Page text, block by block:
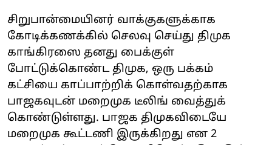
சிறுபான்மையினர் வாக்குகளுக்காக
கோடிக்கணக்கில் செலவு செய்து திமுக
காங்கிரஸை தனது பைக்குள்
போட்டுக்கொண்ட திமுக, ஒரு பக்கம்
கட்சியை காப்பாற்றிக் கொள்வதற்காக
பாஜகவுடன் மறைமுக டீலிங் வைத்துக்
கொண்டுள்ளது. பாஜக திமுகவிடையே
மறைமுக கூட்டணி இருக்கிறது என 2